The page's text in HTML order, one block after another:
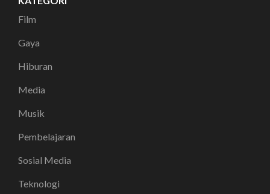
Film
Gaya
Hiburan
Media
Musik
Pembelajaran
Sosial Media
Teknologi